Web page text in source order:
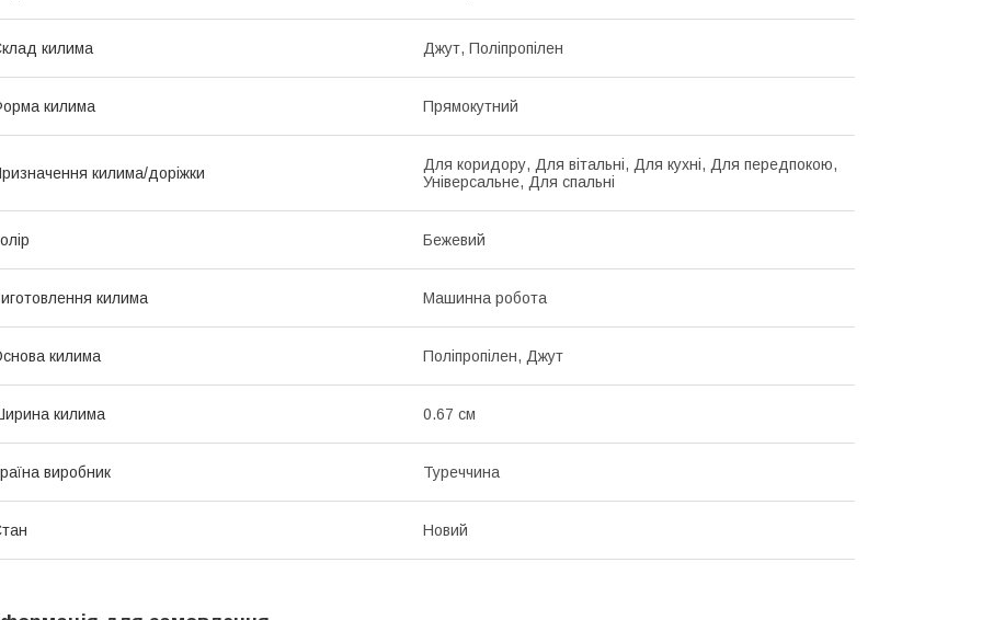
килима Джут, Поліпропілен
килима Прямокутний
килима/доріжки
Для коридору, Для вітальні, Для кухні, Для передпокою,
Універсальне, Для спальні
Бежевий
килима Машинна робота
килима Поліпропілен, Джут
килима 0.67 см
виробник Туреччина
Новий